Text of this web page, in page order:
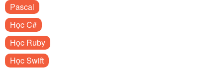
Pascal
Học C#
Học Ruby
Học Swift